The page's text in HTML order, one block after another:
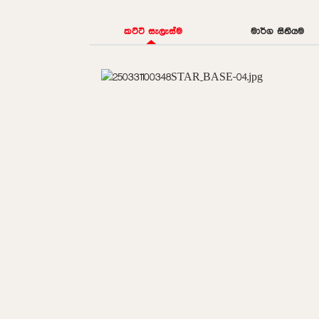
කට්ටි සැලැස්ම මාර්ග සිතියම